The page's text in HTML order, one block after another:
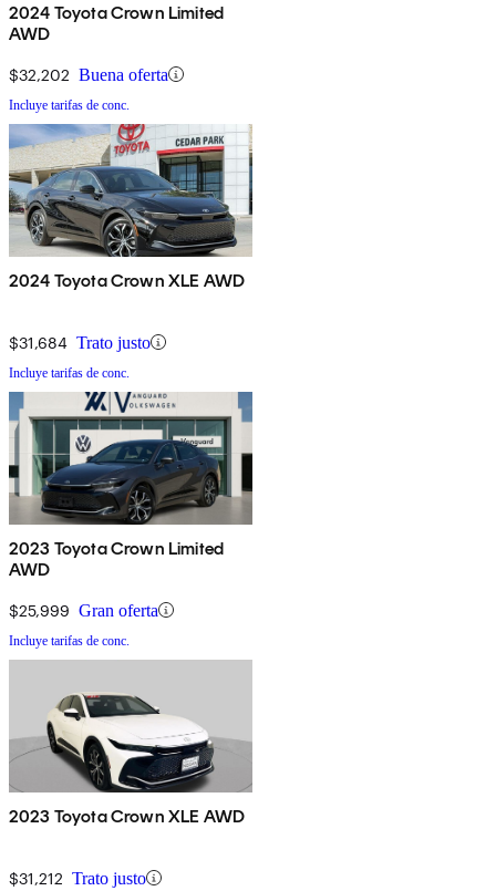
2024 Toyota Crown Limited
AWD
$32,202 Buena oferta
Incluye tarifas de conc.
2024 Toyota Crown XLE AWD
$31,684 Trato justo
Incluye tarifas de conc.
2023 Toyota Crown Limited
AWD
$25,999 Gran oferta
Incluye tarifas de conc.
2023 Toyota Crown XLE AWD
$31,212 Trato justo